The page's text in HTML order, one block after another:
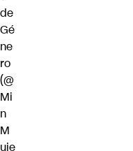
de
Gé
ne
ro
(@
Mi
n
M
uje